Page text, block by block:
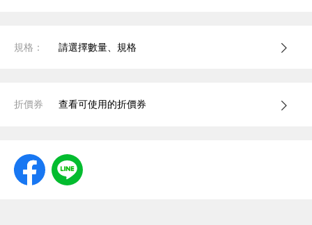
規格： 請選擇數量、規格
折價券 查看可使用的折價券